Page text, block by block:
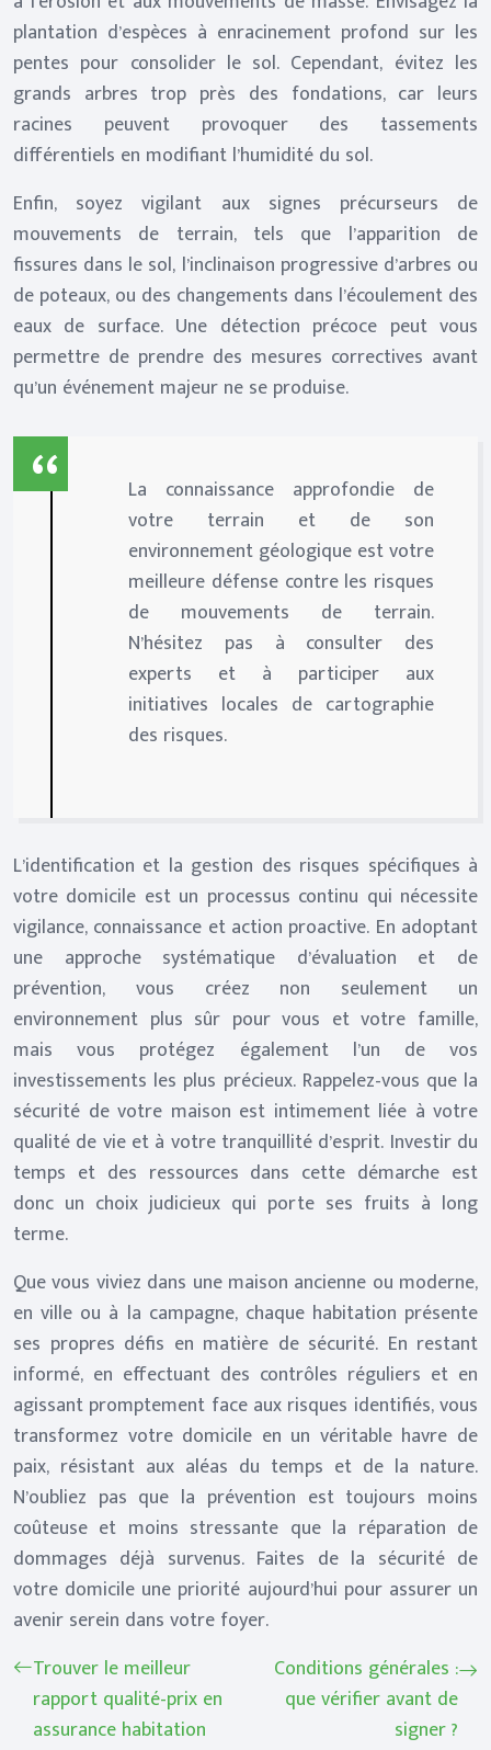
plantation d’espèces à enracinement profond sur les
pentes pour consolider le sol. Cependant, évitez les
grands arbres trop près des fondations, car leurs
racines peuvent provoquer des tassements
différentiels en modifiant l’humidité du sol.
Enfin, soyez vigilant aux signes précurseurs de
mouvements de terrain, tels que l’apparition de
fissures dans le sol, l’inclinaison progressive d’arbres ou
de poteaux, ou des changements dans l’écoulement des
eaux de surface. Une détection précoce peut vous
permettre de prendre des mesures correctives avant
qu’un événement majeur ne se produise.
La connaissance approfondie de
votre terrain et de son
environnement géologique est votre
meilleure défense contre les risques
de mouvements de terrain.
N’hésitez pas à consulter des
experts et à participer aux
initiatives locales de cartographie
des risques.
L’identification et la gestion des risques spécifiques à
votre domicile est un processus continu qui nécessite
vigilance, connaissance et action proactive. En adoptant
une approche systématique d’évaluation et de
prévention, vous créez non seulement un
environnement plus sûr pour vous et votre famille,
mais vous protégez également l’un de vos
investissements les plus précieux. Rappelez-vous que la
sécurité de votre maison est intimement liée à votre
qualité de vie et à votre tranquillité d’esprit. Investir du
temps et des ressources dans cette démarche est
donc un choix judicieux qui porte ses fruits à long
terme.
Que vous viviez dans une maison ancienne ou moderne,
en ville ou à la campagne, chaque habitation présente
ses propres défis en matière de sécurité. En restant
informé, en effectuant des contrôles réguliers et en
agissant promptement face aux risques identifiés, vous
transformez votre domicile en un véritable havre de
paix, résistant aux aléas du temps et de la nature.
N’oubliez pas que la prévention est toujours moins
coûteuse et moins stressante que la réparation de
dommages déjà survenus. Faites de la sécurité de
votre domicile une priorité aujourd’hui pour assurer un
avenir serein dans votre foyer.
Trouver le meilleur
rapport qualité-prix en
assurance habitation
Conditions générales :
que vérifier avant de
signer ?